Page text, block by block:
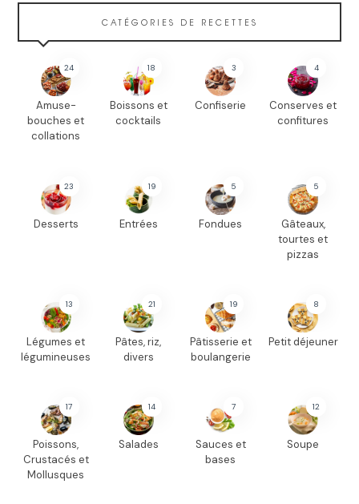
CATÉGORIES DE RECETTES
24
Amuse-
bouches et
collations
18
Boissons et
cocktails
3
Confiserie
4
Conserves et
confitures
23
Desserts
19
Entrées
5
Fondues
5
Gâteaux,
tourtes et
pizzas
13
Légumes et
légumineuses
21
Pâtes, riz,
divers
19
Pâtisserie et
boulangerie
8
Petit déjeuner
17
Poissons,
Crustacés et
Mollusques
14
Salades
7
Sauces et
bases
12
Soupe